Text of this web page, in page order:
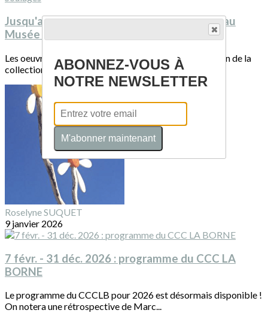
Jusqu'au 22 mars 2026 : Bernard Dejonghe au
Musée Soulages
Les oeuvres de Bernard Dejonghe sont installées au sein de la
collection permanente du musée...
Roselyne SUQUET
9 janvier 2026
7 févr. - 31 déc. 2026 : programme du CCC LA
BORNE
Le programme du CCCLB pour 2026 est désormais disponible !
On notera une rétrospective de Marc...
ABONNEZ-VOUS À
NOTRE NEWSLETTER
M'abonner maintenant